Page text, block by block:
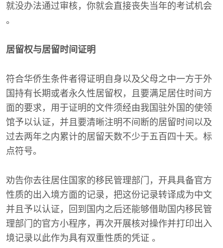
就没办法通过审核，你就会直接丧失当年的考试机会
。
居留权与居留时间证明
符合华侨生条件者得证明自身以及父母之中一方于外
国持有长期或者永久性居留权，且要满足居住时间方
面的要求，用于证明的文件须经由我国驻外国的使领
馆予以认证，并且要清晰注明不间断的居留时间以及
过去两年之内累计的居留天数不少于五百四十天。标
点符号。
劝告你去往居住国家的移民管理部门，开具具备官方
性质的出入境方面的记录，把这份记录转译成为中文
并且予以认证，回到国内之后还能够借助国内移民管
理部门的官方小程序，再次开展核对操作并打印出入
境记录以此作为具有双重性质的凭证 。